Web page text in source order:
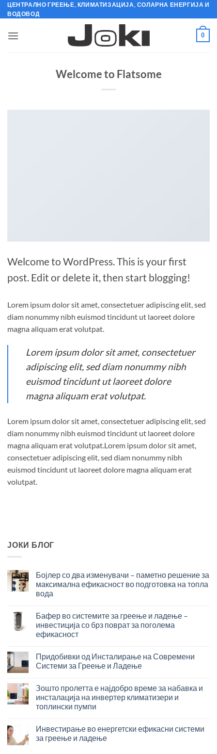
Skip
to
ЦЕНТРАЛНО ГРЕЕЊЕ, КЛИМАТИЗАЦИЈА, СОЛАРНА ЕНЕРГИЈА И
ВОДОВОД
0
Welcome to Flatsome
Welcome to WordPress. This is your first
post. Edit or delete it, then start blogging!
Lorem ipsum dolor sit amet, consectetuer adipiscing elit, sed
diam nonummy nibh euismod tincidunt ut laoreet dolore
magna aliquam erat volutpat.
Lorem ipsum dolor sit amet, consectetuer
adipiscing elit, sed diam nonummy nibh
euismod tincidunt ut laoreet dolore
magna aliquam erat volutpat.
Lorem ipsum dolor sit amet, consectetuer adipiscing elit, sed
diam nonummy nibh euismod tincidunt ut laoreet dolore
magna aliquam erat volutpat.Lorem ipsum dolor sit amet,
consectetuer adipiscing elit, sed diam nonummy nibh
euismod tincidunt ut laoreet dolore magna aliquam erat
volutpat.
ЈОКИ БЛОГ
Бојлер со два изменувачи – паметно решение за
максимална ефикасност во подготовка на топла
вода
со
два
изменувачи
–
решение
за
максимална
во
подготовка
топла
Бафер во системите за греење и ладење –
инвестиција со брз поврат за поголема
ефикасност
во
системите
за
и
ладење
инвестиција
брз
поврат
Придобивки од Инсталирање на Современи
Системи за Греење и Ладење
од
Инсталирање
на
Современи
за
и
Зошто пролетта е најдобро време за набавка и
инсталација на инвертер климатизери и
топлински пумпи
пролетта
е
најдобро
Инвестирање во енергетски ефикасни системи
за греење и ладење